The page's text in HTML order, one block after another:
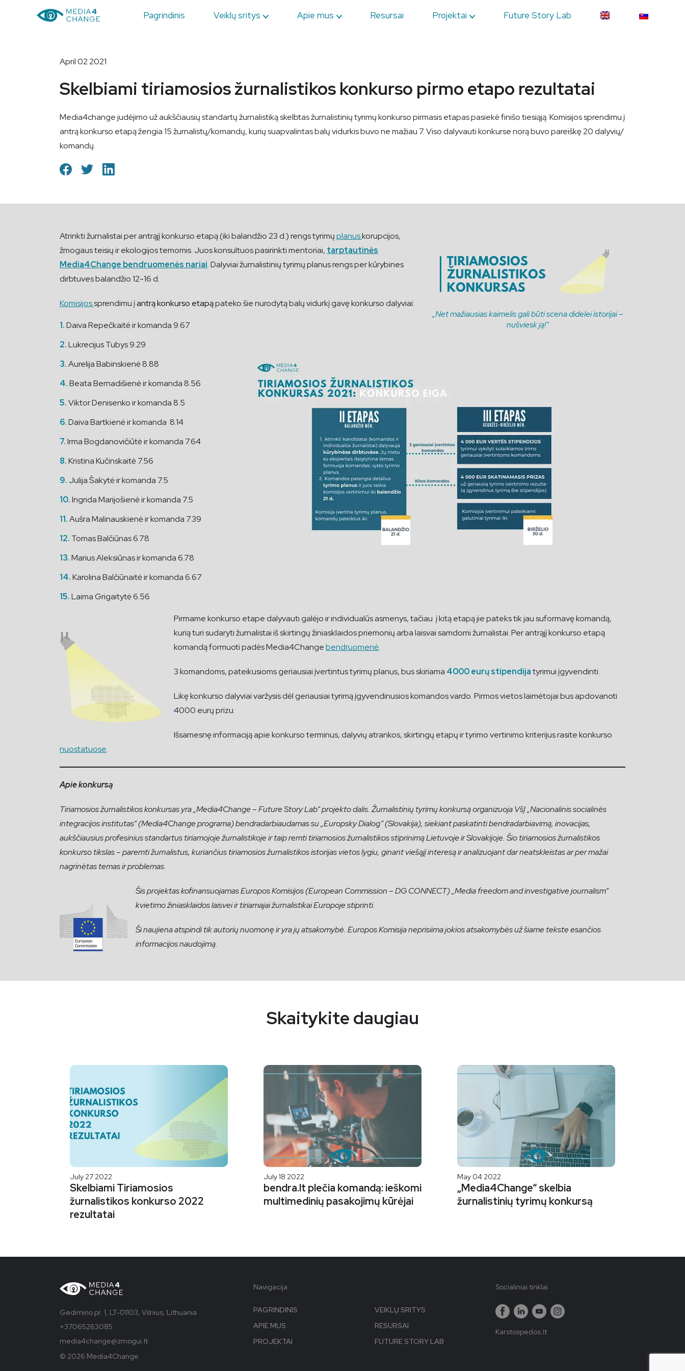
Pagrindinis Veiklų sritys Apie mus Resursai Projektai Future Story Lab
April 02 2021
Skelbiami tiriamosios žurnalistikos konkurso pirmo etapo rezultatai
Media4change judėjimo už aukščiausių standartų žurnalistiką skelbtas žurnalistinių tyrimų konkurso pirmasis etapas pasiekė finišo tiesiąją. Komisijos sprendimu į
antrą konkurso etapą žengia 15 žurnalistų/komandų, kurių suapvalintas balų vidurkis buvo ne mažiau 7. Viso dalyvauti konkurse norą buvo pareiškę 20 dalyvių/
komandų.
„Net mažiausias kaimelis gali būti scena didelei istorijai –
nušviesk ją!“
Atrinkti žurnalistai per antrąjį konkurso etapą (iki balandžio 23 d.) rengs tyrimųplanuskorupcijos,
žmogaus teisių ir ekologijos temomis. Juos konsultuos pasirinkti mentoriai, tarptautinės
Media4Change bendruomenės nariai. Dalyviai žurnalistinių tyrimų planus rengs per kūrybines
dirbtuves balandžio 12-16 d.
Komisijossprendimu įantrą konkurso etapąpateko šie nurodytą balų vidurkį gavę konkurso dalyviai:
Daiva Repečkaitė ir komanda 9.67
Lukrecijus Tubys 9.29
Aurelija Babinskienė 8.88
Beata Bernadišienė ir komanda 8.56
Viktor Denisenko ir komanda 8.5
Daiva Bartkienė ir komanda 8.14
Irma Bogdanovičiūtė ir komanda 7.64
Kristina Kučinskaitė 7.56
Julija Šakytė ir komanda 7.5
Ingrida Marijošienė ir komanda 7.5
Aušra Malinauskienė ir komanda 7.39
Tomas Balčiūnas 6.78
Marius Aleksiūnas ir komanda 6.78
Karolina Balčiūnaitė ir komanda 6.67
Laima Grigaitytė 6.56
Pirmame konkurso etape dalyvauti galėjo ir individualūs asmenys, tačiau į kitą etapą jie pateks tik jau suformavę komandą,
kurią turi sudaryti žurnalistai iš skirtingų žiniasklaidos priemonių arba laisvai samdomi žurnalistai. Per antrąjį konkurso etapą
komandą formuoti padės Media4Changebendruomenė.
3 komandoms, pateikusioms geriausiai įvertintus tyrimų planus, bus skiriama 4000 eurųstipendijatyrimui įgyvendinti.
Likę konkurso dalyviai varžysis dėl geriausiai tyrimą įgyvendinusios komandos vardo. Pirmos vietos laimėtojai bus apdovanoti
4000 eurų prizu.
Išsamesnę informaciją apie konkurso terminus, dalyvių atrankos, skirtingų etapų ir tyrimo vertinimo kriterijus rasite konkurso
nuostatuose.
Apie konkursą
Tiriamosios žurnalistikos konkursas yra „Media4Change – Future Story Lab“ projekto dalis. Žurnalistinių tyrimų konkursą organizuoja VšĮ „Nacionalinis socialinės
integracijos institutas“ (Media4Change programa) bendradarbiaudamas su „Europsky Dialog” (Slovakija), siekiant paskatinti bendradarbiavimą, inovacijas,
aukščiausius profesinius standartus tiriamojoje žurnalistikoje ir taip remti tiriamosios žurnalistikos stiprinimą Lietuvoje ir Slovakijoje. Šio tiriamosios žurnalistikos
konkurso tikslas – paremti žurnalistus, kuriančius tiriamosios žurnalistikos istorijas vietos lygiu, ginant viešąjį interesą ir analizuojant dar neatskleistas ar per mažai
nagrinėtas temas ir problemas.
Šis projektas kofinansuojamas Europos Komisijos (European Commission – DG CONNECT) „Media freedom and investigative journalism“
kvietimo žiniasklaidos laisvei ir tiriamajai žurnalistikai Europoje stiprinti.
Ši naujiena atspindi tik autorių nuomonę ir yra jų atsakomybė. Europos Komisija neprisiima jokios atsakomybės už šiame tekste esančios
informacijos naudojimą.
Skaitykite daugiau
July 27 2022
Skelbiami Tiriamosios
žurnalistikos konkurso 2022
rezultatai
July 18 2022
bendra.lt plečia komandą: ieškomi
multimedinių pasakojimų kūrėjai
May 04 2022
„Media4Change“ skelbia
žurnalistinių tyrimų konkursą
Gedimino pr. 1, LT-01103, Vilnius, Lithuania
+37065263085
media4change@zmogui.lt
Navigacija
PAGRINDINIS
VEIKLŲ SRITYS
APIE MUS
RESURSAI
PROJEKTAI
FUTURE STORY LAB
Socialiniai tinklai
Karstospedos.lt
© 2026 Media4Change